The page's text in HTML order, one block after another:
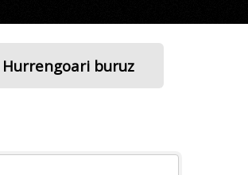
Hurrengoari buruz